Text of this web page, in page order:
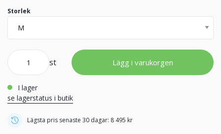
Storlek
st Lägg i varukorgen
i lager
se lagerstatus i butik
Lägsta pris senaste 30 dagar: 8 495 kr